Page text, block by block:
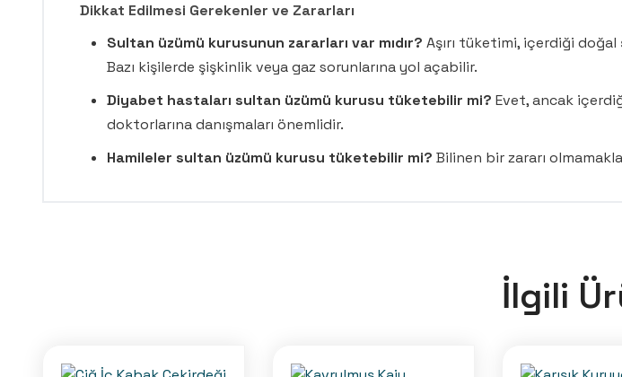
Dikkat Edilmesi Gerekenler ve Zararları
Sultan üzümü kurusunun zararları var mıdır? Aşırı tüketimi, içerdiği
Bazı kişilerde şişkinlik veya gaz sorunlarına yol açabilir.
Diyabet hastaları sultan üzümü kurusu tüketebilir mi? Evet, ancak
doktorlarına danışmaları önemlidir.
Hamileler sultan üzümü kurusu tüketebilir mi? Bilinen bir zararı
İlgili